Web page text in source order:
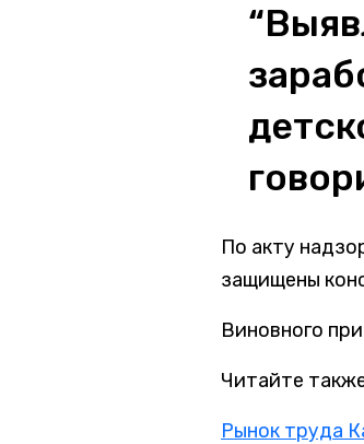
По акту
защищены
Виновного
Читайте
Рынок труда